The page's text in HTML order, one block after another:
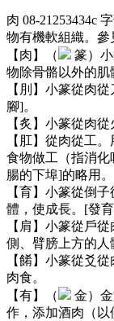
肉 08-21253434c
物有機軟組織。參
【肉】（
篆）
物除骨骼以外的肌
【刖】小篆從肉
腳]。
【炙】小篆從肉從
【肛】從肉從工
食物做工（指消
腸的下埠]的略用。
【育】小篆從倒
體，使成長。[發育
【肩】小篆從戶
側、臂膀上方的人
【餚】小篆從爻
肉食。
【有】（
金）
作，添加酒肉（以